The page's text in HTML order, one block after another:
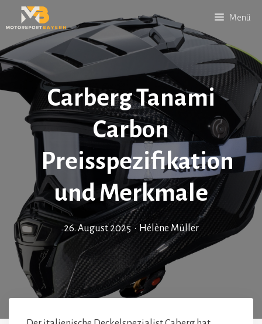
Inhalt
springen
Menü
Carberg Tanami
Carbon
Preisspezifikation
und Merkmale
26. August 2025 • Hélène Müller